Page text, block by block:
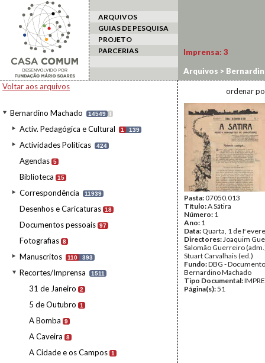
ARQUIVOS
GUIAS DE PESQUISA
PROJETO
PARCERIAS
Voltar aos arquivos
Bernardino Machado 14549 I
Activ. Pedagógica e Cultural 1 139
Actividades Políticas 424
Agendas 5
Biblioteca 15
Correspondência 11939
Desenhos e Caricaturas 18
Documentos pessoais 97
Fotografias 8
Manuscritos 110 393
Recortes/Imprensa 1511
31 de Janeiro 2
5 de Outubro 1
A Bomba 9
A Caveira 8
A Cidade e os Campos 1
Imprensa: 3
Arquivos >
ordenar
Pasta:07050.013
Título:A Sátira
Número: 1
Ano: 1
Data: Quarta, 1 de
Directores:Joaquim
Salomão Guerreiro
Stuart Carvalhais (ed.)
Fundo:DBG -
Bernardino Machado
Tipo Documental:
Página(s):51